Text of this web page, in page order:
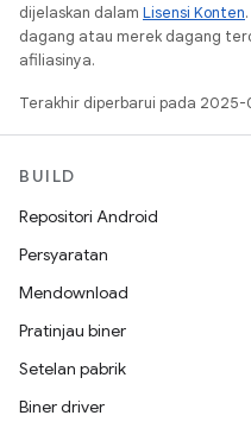
dijelaskan dalam Lisensi Konten
dagang atau merek dagang
afiliasinya.
Terakhir diperbarui pada 2025-
BUILD
Repositori Android
Persyaratan
Mendownload
Pratinjau biner
Setelan pabrik
Biner driver